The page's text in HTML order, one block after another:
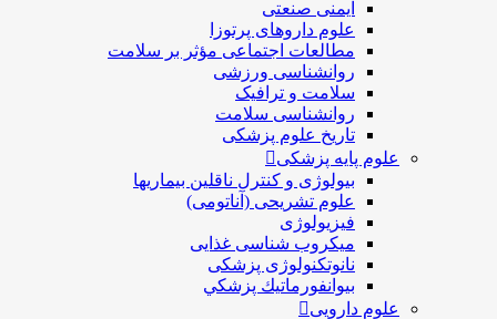
ایمنی صنعتی
علوم داروهای پرتوزا
مطالعات اجتماعی مؤثر بر سلامت
روانشناسی ورزشی
سلامت و ترافیک
روانشناسی سلامت
تاریخ علوم پزشکی
علوم پایه پزشکی
بیولوژی و کنترل ناقلین بیماریها
علوم تشریحی (آناتومی)
فیزیولوژی
ميكروب شناسی غذایی
نانوتکنولوژی پزشکی
بيوانفورماتيك پزشكي
علوم دارویی